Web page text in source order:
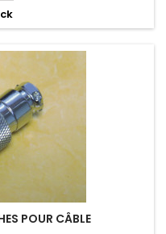
POUR CÂBLE